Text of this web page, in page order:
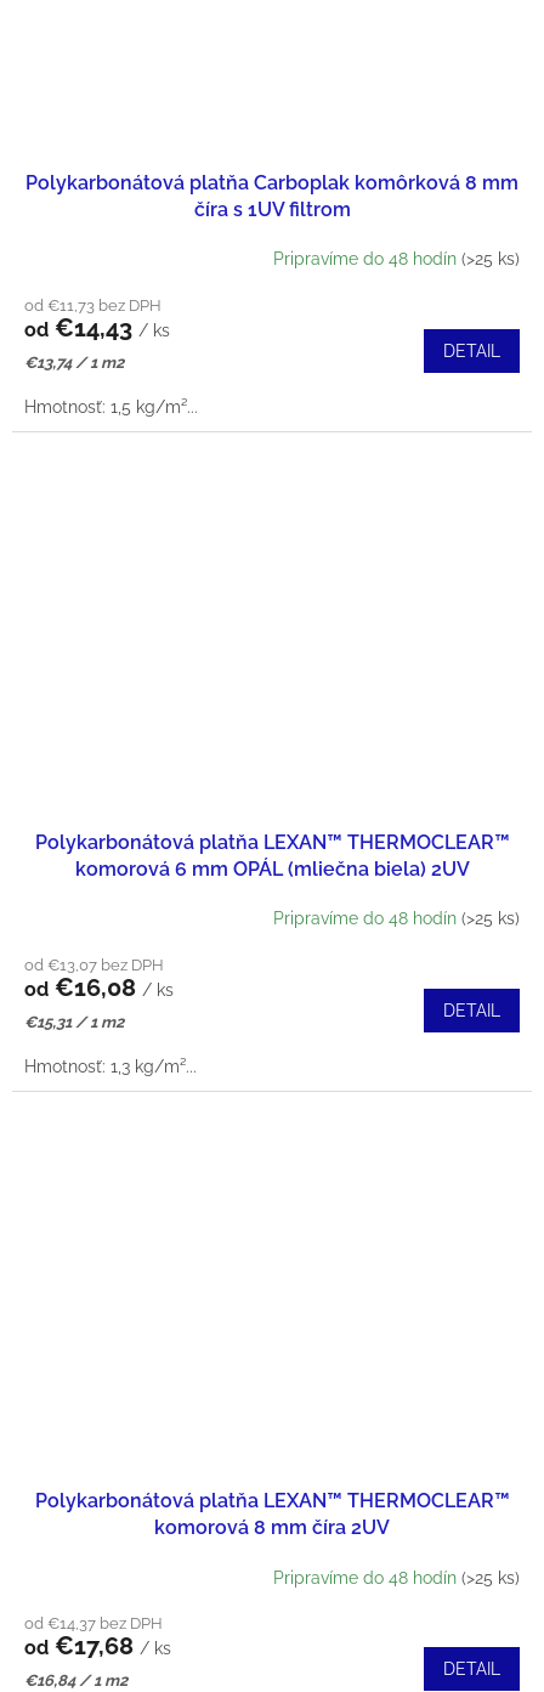
Polykarbonátová platňa Carboplak komôrková 8 mm
číra s 1UV filtrom
Pripravíme do 48 hodín (>25 ks)
od €11,73 bez DPH
od €14,43 / ks
Jednotková
€13,74 / 1 m2
DETAIL
Hmotnosť: 1,5 kg/m²ㅤ...
Polykarbonátová platňa LEXAN™ THERMOCLEAR™
komorová 6 mm OPÁL (mliečna biela) 2UV
Pripravíme do 48 hodín (>25 ks)
od €13,07 bez DPH
od €16,08 / ks
Jednotková
€15,31 / 1 m2
DETAIL
Hmotnosť: 1,3 kg/m²...
Polykarbonátová platňa LEXAN™ THERMOCLEAR™
komorová 8 mm číra 2UV
Pripravíme do 48 hodín (>25 ks)
od €14,37 bez DPH
od €17,68 / ks
Jednotková
€16,84 / 1 m2
DETAIL